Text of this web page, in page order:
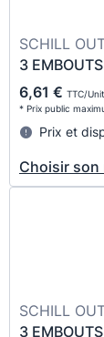
SCHILL
3
6,61 € TTC/
* Prix public
Prix et
Choisir son
SCHILL
3